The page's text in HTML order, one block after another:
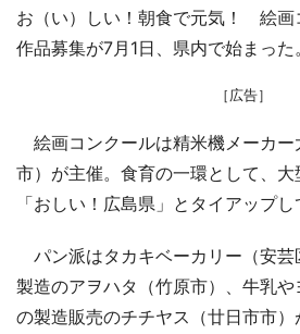
お（い）しい！朝食で元気！ 絵画
作品募集が7月1日、県内で始まった。
［広告］
絵画コンクールは精米機メーカー
市）が主催。食育の一環として、
「おしい！広島県」とタイアップし
パン派はタカキベーカリー（安芸
製造のアヲハタ（竹原市）、牛乳
の製造販売のチチヤス（廿日市市